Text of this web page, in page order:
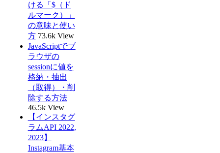
ける「$（ド
ルマーク）」
の意味と使い
方 73.6k View
JavaScriptでブ
ラウザの
sessionに値を
格納・抽出
（取得）・削
除する方法
46.5k View
【インスタグ
ラムAPI 2022,
2023】
Instagram基本